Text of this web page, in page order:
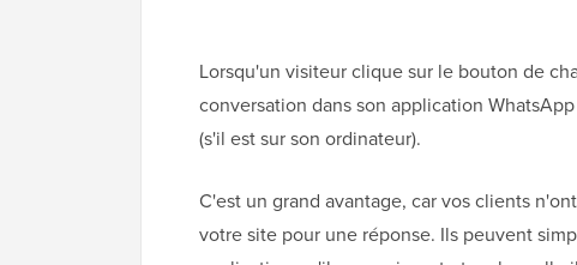
Lorsqu'un visiteur clique sur le bouton de
conversation dans son application
(s'il est sur son ordinateur).
C'est un grand avantage, car vos clients
votre site pour une réponse. Ils peuvent